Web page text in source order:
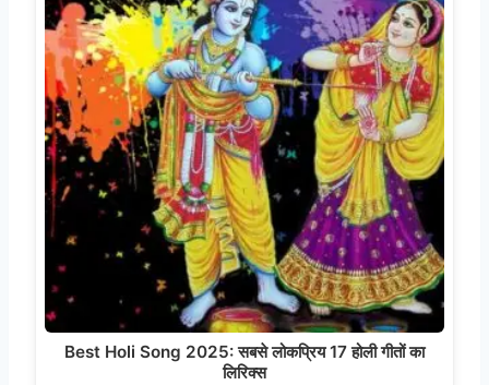
Best Holi Song 2025: सबसे लोकप्रिय 17 होली गीतों का
लिरिक्स